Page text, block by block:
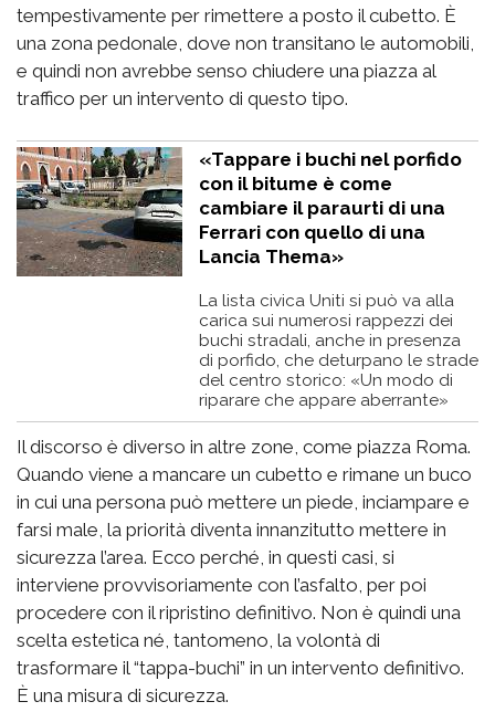
tempestivamente per rimettere a posto il cubetto. È
una zona pedonale, dove non transitano le automobili,
e quindi non avrebbe senso chiudere una piazza al
traffico per un intervento di questo tipo.
«Tappare i buchi nel porfido
con il bitume è come
cambiare il paraurti di una
Ferrari con quello di una
Lancia Thema»
La lista civica Uniti si può va alla
carica sui numerosi rappezzi dei
buchi stradali, anche in presenza
di porfido, che deturpano le strade
del centro storico: «Un modo di
riparare che appare aberrante»
Il discorso è diverso in altre zone, come piazza Roma.
Quando viene a mancare un cubetto e rimane un buco
in cui una persona può mettere un piede, inciampare e
farsi male, la priorità diventa innanzitutto mettere in
sicurezza l’area. Ecco perché, in questi casi, si
interviene provvisoriamente con l’asfalto, per poi
procedere con il ripristino definitivo. Non è quindi una
scelta estetica né, tantomeno, la volontà di
trasformare il “tappa-buchi” in un intervento definitivo.
È una misura di sicurezza.